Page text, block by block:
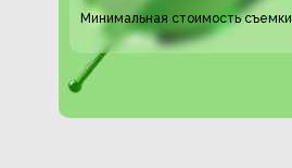
Минимальная стоимость съемки